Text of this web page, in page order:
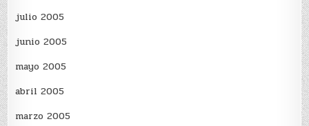
julio 2005
junio 2005
mayo 2005
abril 2005
marzo 2005